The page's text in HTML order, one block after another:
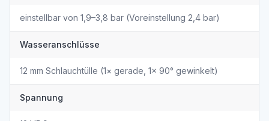
einstellbar von 1,9–3,8 bar (Voreinstellung 2,4 bar)
Wasseranschlüsse
12 mm Schlauchtülle (1× gerade, 1× 90° gewinkelt)
Spannung